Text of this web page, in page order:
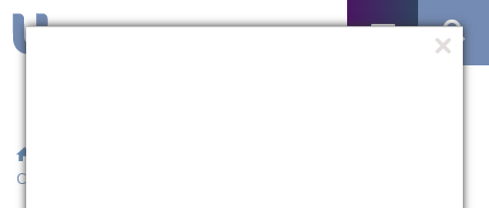
Custa o Seu Negócio?”